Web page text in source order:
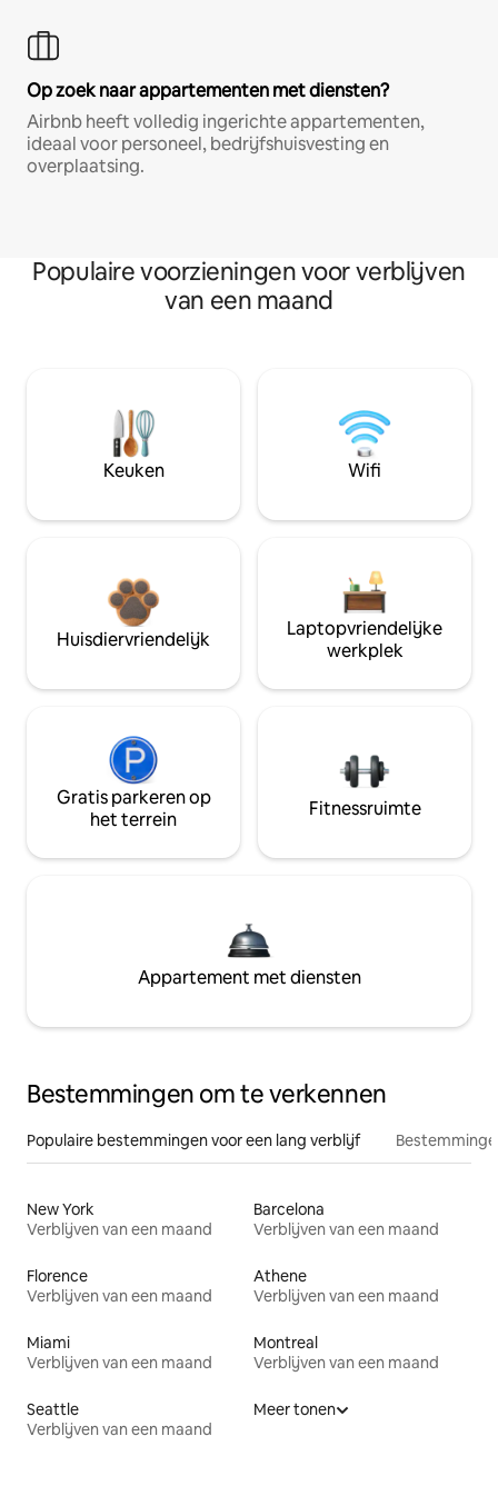
Op zoek naar appartementen met diensten?
Airbnb heeft volledig ingerichte appartementen,
ideaal voor personeel, bedrijfshuisvesting en
overplaatsing.
Populaire voorzieningen voor verblijven
van een maand
Keuken Wifi
Huisdiervriendelijk
Laptopvriendelijke
werkplek
Gratis parkeren op
het terrein
Fitnessruimte
Appartement met diensten
Bestemmingen om te verkennen
Populaire bestemmingen voor een lang verblijf
New York
Verblijven van een maand
Barcelona
Verblijven van een maand
Florence
Verblijven van een maand
Athene
Verblijven van een maand
Miami
Verblijven van een maand
Montreal
Verblijven van een maand
Seattle
Verblijven van een maand
Meer tonen